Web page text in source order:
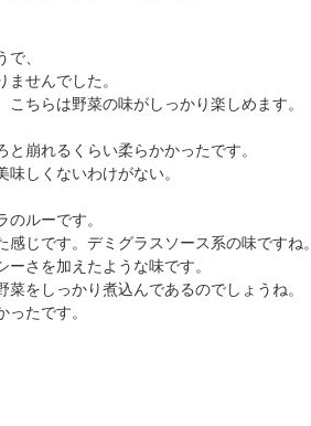
、
せんでした。
ちらは野菜の味がしっかり楽しめます。
崩れるくらい柔らかかったです。
しくないわけがない。
ルーです。
じです。デミグラスソース系の味ですね。
さを加えたような味です。
をしっかり煮込んであるのでしょうね。
たです。